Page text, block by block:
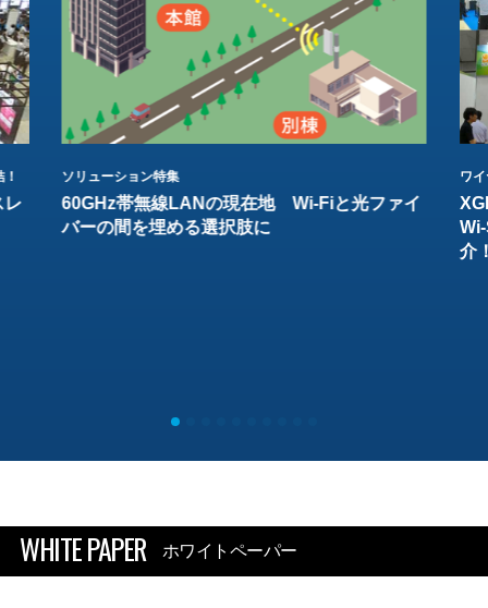
レ
ソリューション特集
60GHz帯無線LANの現在地 Wi-Fiと光ファイ
バーの間を埋める選択肢に
ワ
介
WHITE PAPER ホワイトペーパー